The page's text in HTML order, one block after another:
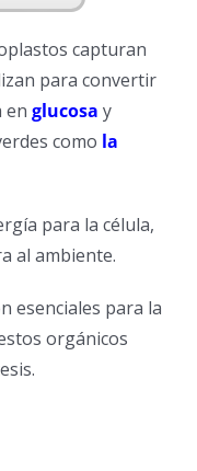
capturan
para convertir
en glucosa y
como la
para la célula,
al ambiente.
esenciales para la
orgánicos